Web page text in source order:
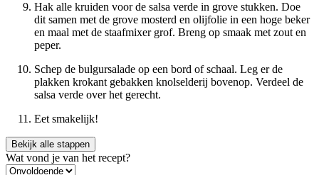
Hak alle kruiden voor de salsa verde in grove stukken. Doe
dit samen met de grove mosterd en olijfolie in een hoge beker
en maal met de staafmixer grof. Breng op smaak met zout en
peper.
Schep de bulgursalade op een bord of schaal. Leg er de
plakken krokant gebakken knolselderij bovenop. Verdeel de
salsa verde over het gerecht.
Eet smakelijk!
Bekijk alle stappen
Wat vond je van het recept?